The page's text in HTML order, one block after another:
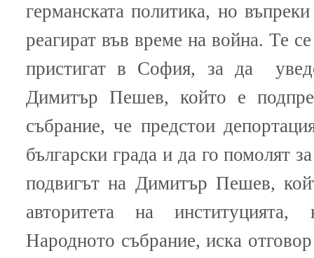
германската политика, но
реагират във време на война. Те
пристигат в София, за да
Димитър Пешев, който е
събрание, че предстои
български града и да го помолят
подвигът на Димитър Пешев,
авторитета на институцията,
Народното събрание, иска